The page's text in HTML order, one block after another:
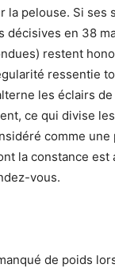
la pelouse. Si ses
décisives en 38
restent
ressentie
les éclairs
ce qui divise
comme
la constance
vous.
de poids